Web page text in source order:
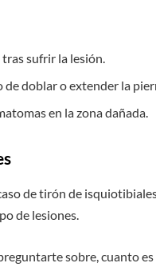
sufrir la lesión.
doblar o extender la
en la zona dañada.
de tirón de
de lesiones.
sobre, cuanto